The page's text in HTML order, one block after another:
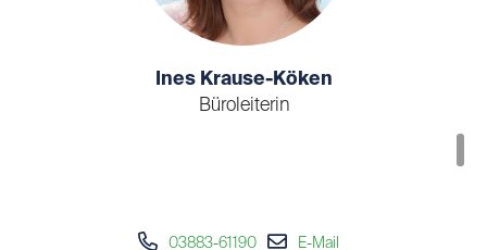
Ines Krause-Köken
Büroleiterin
03883-61190 E-Mail